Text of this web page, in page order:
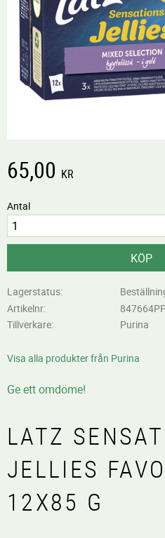
65,00 KR
Antal
KÖP
Lagerstatus
Artikelnr
Tillverkare
Purina
Visa alla produkter från Purina
Ge ett omdöme!
LATZ
JELLIES
12X85 G